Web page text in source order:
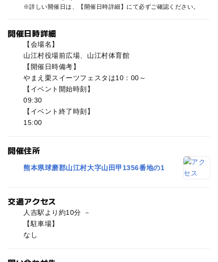
詳しい開催日は、【開催日時詳細】にて必ずご確認ください。
開催日時詳細
【会場名】
山江村役場前広場、山江村体育館
【開催日時備考】
やまえ栗スイーツフェスタは10：00～
【イベント開始時刻】
09:30
【イベント終了時刻】
15:00
開催住所
熊本県球磨郡山江村大字山田甲1356番地の1
交通アクセス
人吉駅より約10分 －
【駐車場】
なし